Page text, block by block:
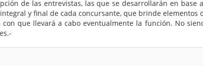
de las entrevistas, las que se desarrollarán en base
y final de cada concursante, que brinde
que llevará a cabo eventualmente la función. No